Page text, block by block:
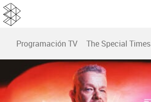
Programación TV The Special Times